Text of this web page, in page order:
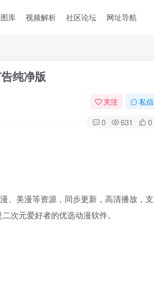
库 视频解析 社区论坛 网址导航
纯净版
关注 私信
0 631 0
、美漫等资源，同步更新，高清播放，支
次元爱好者的优选动漫软件。